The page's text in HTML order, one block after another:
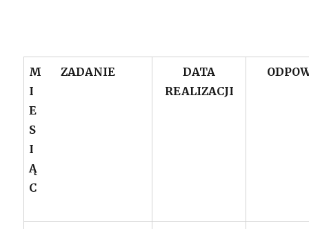
M
I
E
S
I
Ą
C
ZADANIE
DATA
REALIZACJI